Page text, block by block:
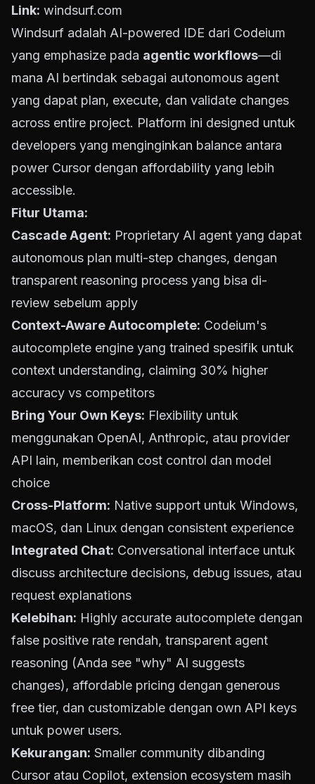
Link: windsurf.com
Windsurf adalah AI-powered IDE dari Codeium
yang emphasize pada agentic workflows—di
mana AI bertindak sebagai autonomous agent
yang dapat plan, execute, dan validate changes
across entire project. Platform ini designed untuk
developers yang menginginkan balance antara
power Cursor dengan affordability yang lebih
accessible.
Fitur Utama:
Cascade Agent: Proprietary AI agent yang dapat
autonomous plan multi-step changes, dengan
transparent reasoning process yang bisa di-
review sebelum apply
Context-Aware Autocomplete: Codeium's
autocomplete engine yang trained spesifik untuk
context understanding, claiming 30% higher
accuracy vs competitors
Bring Your Own Keys: Flexibility untuk
menggunakan OpenAI, Anthropic, atau provider
API lain, memberikan cost control dan model
choice
Cross-Platform: Native support untuk Windows,
macOS, dan Linux dengan consistent experience
Integrated Chat: Conversational interface untuk
discuss architecture decisions, debug issues, atau
request explanations
Kelebihan: Highly accurate autocomplete dengan
false positive rate rendah, transparent agent
reasoning (Anda see "why" AI suggests
changes), affordable pricing dengan generous
free tier, dan customizable dengan own API keys
untuk power users.
Kekurangan: Smaller community dibanding
Cursor atau Copilot, extension ecosystem masih